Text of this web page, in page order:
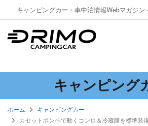
キャンピングカー・車中泊情報Webマガジン
キャンピング
ホーム
キャンピングカー
カセットボンベで動くコンロ＆冷蔵庫を標準装